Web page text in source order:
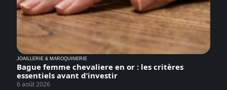
JOAILLERIE & MAROQUINERIE
Bague femme chevaliere en or : les critères
essentiels avant d’investir
6 août 2026